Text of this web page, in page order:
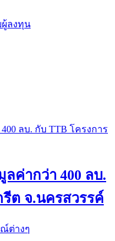
ลงทุน
ค่ากว่า 400 ลบ.
ต จ.นครสวรรค์
ต่างๆ